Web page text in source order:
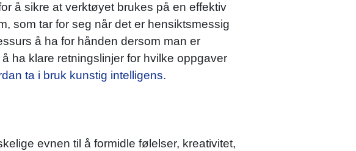
å sikre at verktøyet brukes på en effektiv
som tar for seg når det er hensiktsmessig
å ha for hånden dersom man er
ha klare retningslinjer for hvilke oppgaver
ta i bruk kunstig intelligens.
evnen til å formidle følelser, kreativitet,